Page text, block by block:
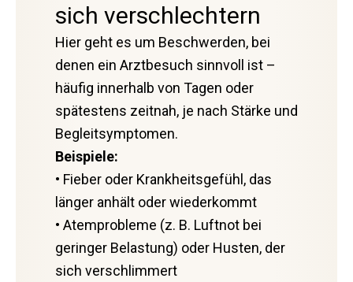
sich verschlechtern
Hier geht es um Beschwerden, bei
denen ein Arztbesuch sinnvoll ist –
häufig innerhalb von Tagen oder
spätestens zeitnah, je nach Stärke und
Begleitsymptomen.
Beispiele:
• Fieber oder Krankheitsgefühl, das
länger anhält oder wiederkommt
• Atemprobleme (z. B. Luftnot bei
geringer Belastung) oder Husten, der
sich verschlimmert